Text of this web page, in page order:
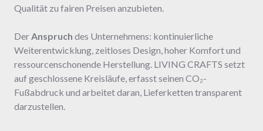
Qualität zu fairen Preisen anzubieten.
Der Anspruch des Unternehmens: kontinuierliche
Weiterentwicklung, zeitloses Design, hoher Komfort und
ressourcenschonende Herstellung. LIVING CRAFTS setzt
auf geschlossene Kreisläufe, erfasst seinen CO₂-
Fußabdruck und arbeitet daran, Lieferketten transparent
darzustellen.